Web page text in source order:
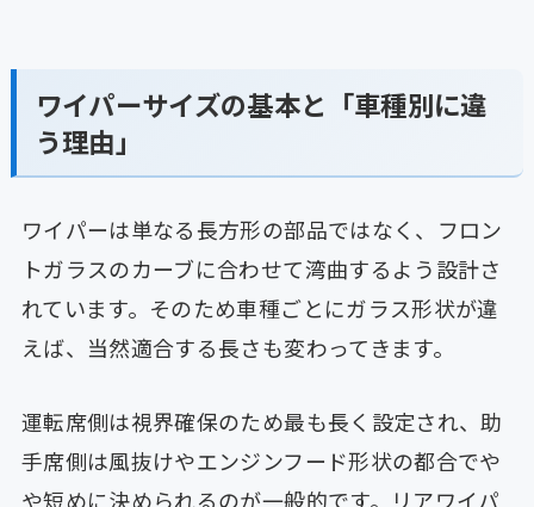
ワイパーサイズの基本と「車種別に違
う理由」
ワイパーは単なる長方形の部品ではなく、フロン
トガラスのカーブに合わせて湾曲するよう設計さ
れています。そのため車種ごとにガラス形状が違
えば、当然適合する長さも変わってきます。
運転席側は視界確保のため最も長く設定され、助
手席側は風抜けやエンジンフード形状の都合でや
や短めに決められるのが一般的です。リアワイパ